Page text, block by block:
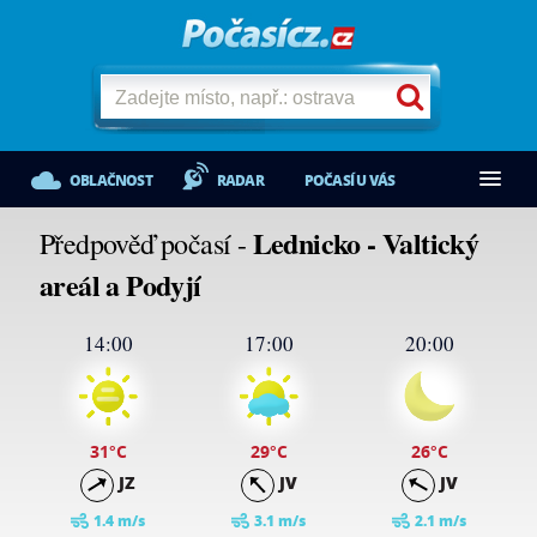
OBLAČNOST RADAR POČASÍ U VÁS
Předpověď počasí -Lednicko - Valtický
areál a Podyjí
14:00
31°C
JZ
1.4 m/s
17:00
29°C
JV
3.1 m/s
20:00
26°C
JV
2.1 m/s